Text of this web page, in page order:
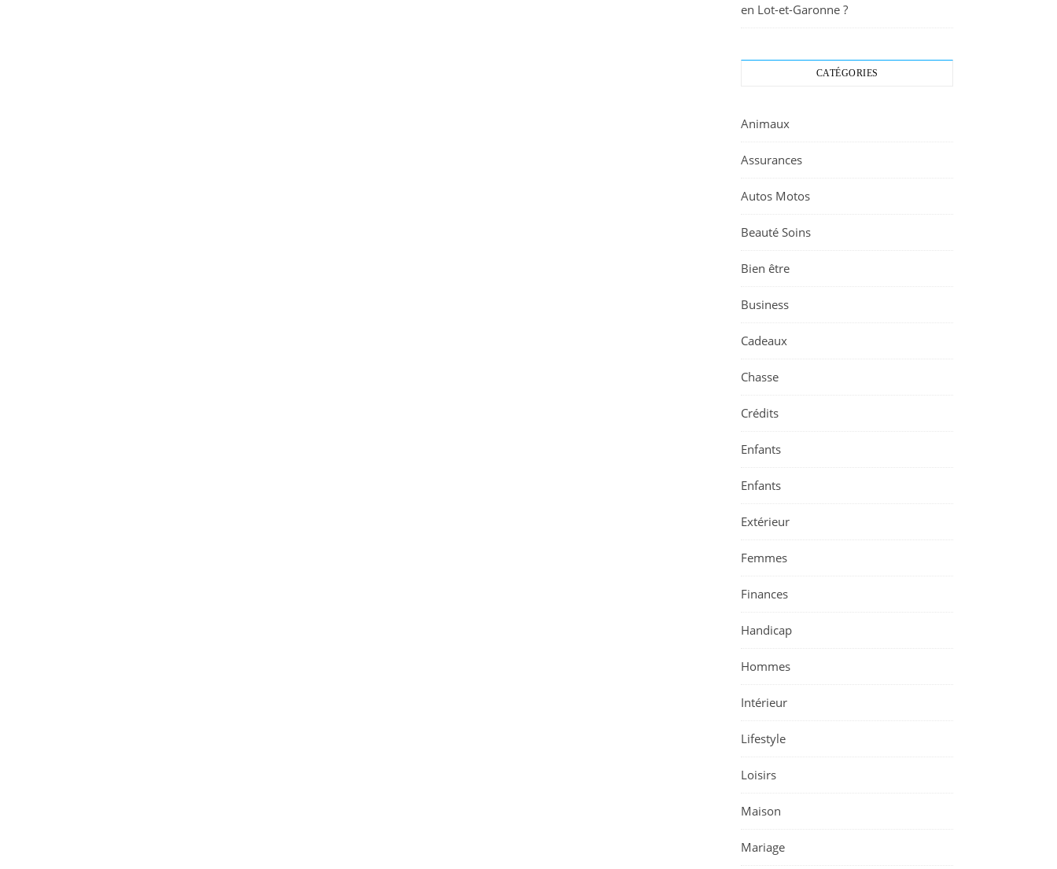
en Lot-et-Garonne ?
CATÉGORIES
Animaux
Assurances
Autos Motos
Beauté Soins
Bien être
Business
Cadeaux
Chasse
Crédits
Enfants
Enfants
Extérieur
Femmes
Finances
Handicap
Hommes
Intérieur
Lifestyle
Loisirs
Maison
Mariage